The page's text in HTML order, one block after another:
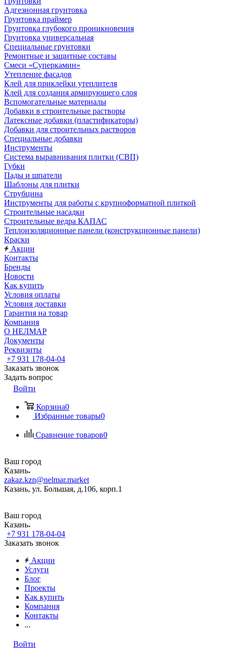
Адгезионная грунтовка
Грунтовка праймер
Грунтовка глубокого проникновения
Грунтовка универсальная
Специальные грунтовки
Ремонтные и защитные составы
Смеси «Суперкамин»
Утепление фасадов
Клей для приклейки утеплителя
Клей для создания армирующего слоя
Вспомогательные материалы
Добавки в строительные растворы
Латексные добавки (пластификаторы)
Добавки для строительных растворов
Специальные добавки
Инструменты
Система выравнивания плитки (СВП)
Губки
Пады и шпатели
Шаблоны для плитки
Струбцина
Инструменты для работы с крупноформатной плиткой
Строительные насадки
Строительные ведра КАПАС
Теплоизоляционные панели (конструкционные панели)
Краски
Акции
Контакты
Бренды
Новости
Как купить
Условия оплаты
Условия доставки
Гарантия на товар
Компания
О НЕЛМАР
Документы
Реквизиты
+7 931 178-04-04
Заказать звонок
Задать вопрос
Войти
Корзина0
Избранные товары0
Сравнение товаров0
Ваш город
Казань
zakaz.kzn@nelmar.market
Казань, ул. Большая, д.106, корп.1
Ваш город
Казань
+7 931 178-04-04
Заказать звонок
Акции
Услуги
Блог
Проекты
Как купить
Компания
Контакты
...
Войти